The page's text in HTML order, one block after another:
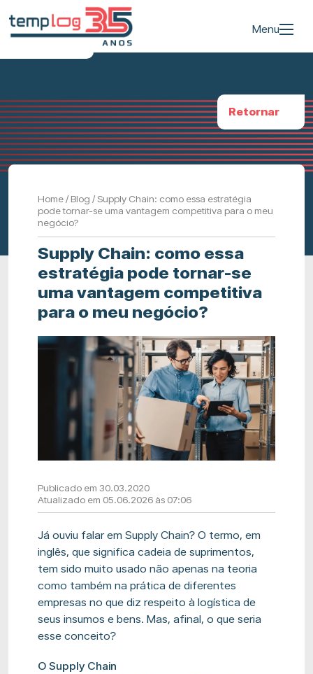
Menu
Retornar
Home/Blog /Supply Chain: como essa estratégia
pode tornar-se uma vantagem competitiva para o meu
negócio?
Supply Chain: como essa
estratégia pode tornar-se
uma vantagem competitiva
para o meu negócio?
Publicado em 30.03.2020
Atualizado em 05.06.2026 às 07:06
Já ouviu falar emSupply Chain? O termo, em
inglês, que significa cadeia de suprimentos,
tem sido muito usado não apenas na teoria
como também na prática de diferentes
empresas no que diz respeito à logística de
seus insumos e bens. Mas, afinal, o que seria
esse conceito?
OSupply Chain